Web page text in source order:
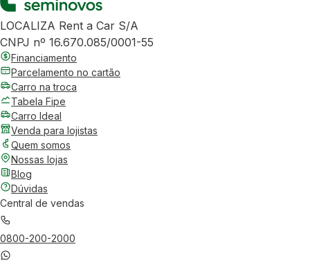
LOCALIZA Rent a Car S/A
CNPJ nº 16.670.085/0001-55
Financiamento
Parcelamento no cartão
Carro na troca
Tabela Fipe
Carro Ideal
Venda para lojistas
Quem somos
Nossas lojas
Blog
Dúvidas
Central de vendas
0800-200-2000